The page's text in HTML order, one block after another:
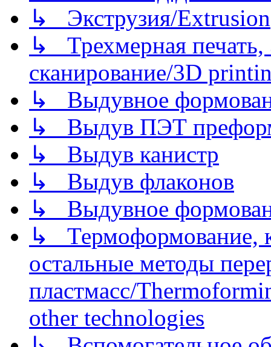
↳ Экструзия/Extrusion
↳ Трехмерная
сканирование/3D
↳ Выдувное
↳ Выдув ПЭТ
↳ Выдув канистр
↳ Выдув флаконов
↳ Выдувное
↳ Термоформование,
остальные методы
пластмасс/
other technologies